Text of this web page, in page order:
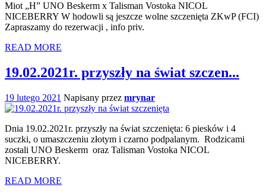
Miot „H” UNO Beskerm x Talisman Vostoka NICOL
NICEBERRY W hodowli są jeszcze wolne szczenięta ZKwP (FCI)
Zapraszamy do rezerwacji , info priv.
READ MORE
19.02.2021r. przyszły na świat szczen...
19 lutego 2021 Napisany przez mrynar
Dnia 19.02.2021r. przyszły na świat szczenięta: 6 piesków i 4
suczki, o umaszczeniu złotym i czarno podpalanym. Rodzicami
zostali UNO Beskerm oraz Talisman Vostoka NICOL
NICEBERRY.
READ MORE